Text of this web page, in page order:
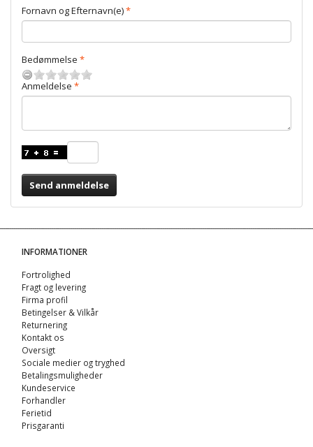
Fornavn og Efternavn(e)
Bedømmelse
Anmeldelse
Send anmeldelse
INFORMATIONER
Fortrolighed
Fragt og levering
Firma profil
Betingelser & Vilkår
Returnering
Kontakt os
Oversigt
Sociale medier og tryghed
Betalingsmuligheder
Kundeservice
Forhandler
Ferietid
Prisgaranti